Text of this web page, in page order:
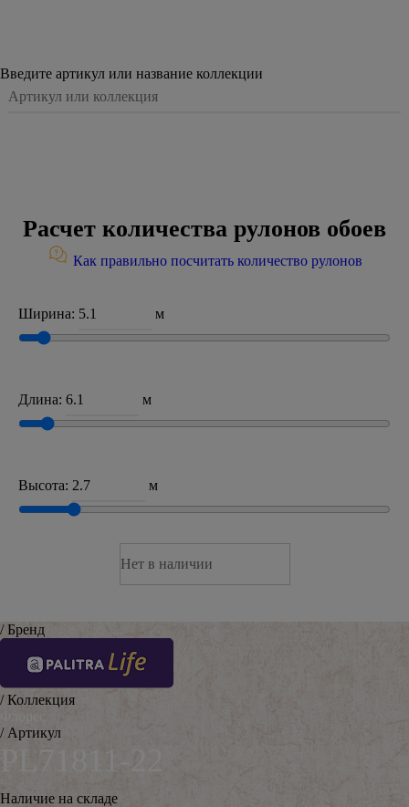
Введите артикул или название коллекции
Расчет количества рулонов обоев
Как правильно посчитать количество рулонов
Ширина: м
Длина: м
Высота: м
Нет в наличии
/ Бренд
/ Коллекция
/ Артикул
PL71811-22
Наличие на складе